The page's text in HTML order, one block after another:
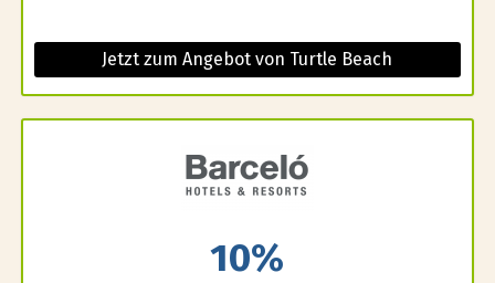
Jetzt zum Angebot von Turtle Beach
10%